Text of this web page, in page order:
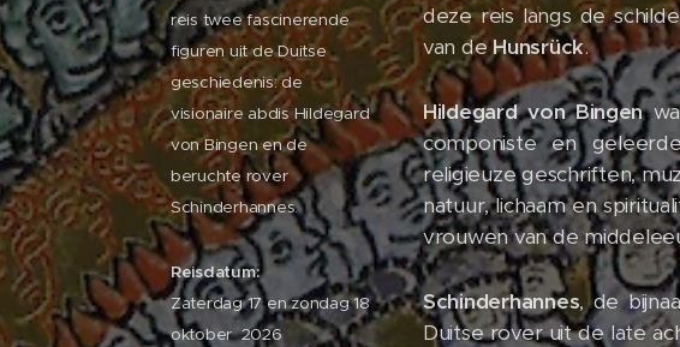
reis twee fascinerende
figuren uit de Duitse
geschiedenis: de
visionaire abdis Hildegard
von Bingen en de
beruchte rover
Schinderhannes.
Reisdatum:
Zaterdag 17 en zondag 18
oktober 2026
deze reis langs de
van deHunsrück.
Hildegard von Bingen
componiste en
religieuze geschriften,
natuur, lichaam en
vrouwen van de
Schinderhannes, de
Duitse rover uit de late